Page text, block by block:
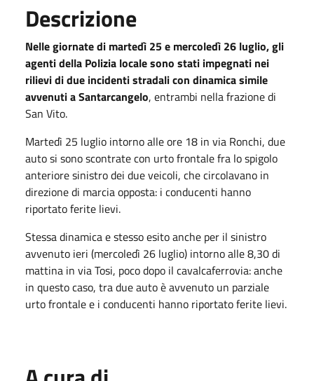
Descrizione
Nelle giornate di martedì 25 e mercoledì 26 luglio, gli
agenti della Polizia locale sono stati impegnati nei
rilievi di due incidenti stradali con dinamica simile
avvenuti a Santarcangelo, entrambi nella frazione di
San Vito.
Martedì 25 luglio intorno alle ore 18 in via Ronchi, due
auto si sono scontrate con urto frontale fra lo spigolo
anteriore sinistro dei due veicoli, che circolavano in
direzione di marcia opposta: i conducenti hanno
riportato ferite lievi.
Stessa dinamica e stesso esito anche per il sinistro
avvenuto ieri (mercoledì 26 luglio) intorno alle 8,30 di
mattina in via Tosi, poco dopo il cavalcaferrovia: anche
in questo caso, tra due auto è avvenuto un parziale
urto frontale e i conducenti hanno riportato ferite lievi.